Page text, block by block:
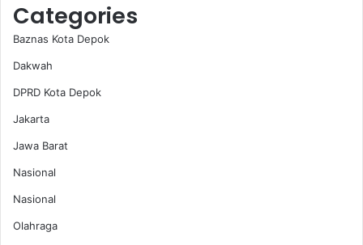
Categories
Baznas Kota Depok
Dakwah
DPRD Kota Depok
Jakarta
Jawa Barat
Nasional
Nasional
Olahraga